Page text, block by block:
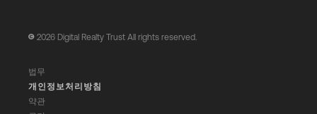
2026 Digital Realty Trust All rights reserved.
법무
개인정보처리방침
약관